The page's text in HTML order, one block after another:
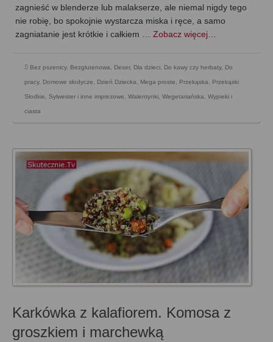
zagnieść w blenderze lub malakserze, ale niemal nigdy tego
nie robię, bo spokojnie wystarcza miska i ręce, a samo
zagniatanie jest krótkie i całkiem … Zobacz więcej…
Bez pszenicy, Bezglutenowa, Deser, Dla dzieci, Do kawy czy herbaty, Do
pracy, Domowe słodycze, Dzień Dziecka, Mega proste, Przekąska, Przekąski
Słodkie, Sylwester i inne imprezowe, Walentynki, Wegetariańska, Wypieki i
ciasta
Karkówka z kalafiorem. Komosa z
groszkiem i marchewką